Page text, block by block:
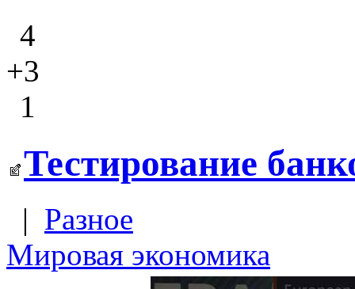
4
+3
1
Тестирование
| Разное
Мировая экономика